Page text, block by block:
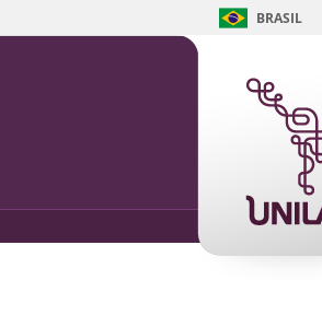
BRASIL